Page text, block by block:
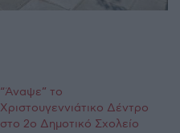
“Άναψε” το
Χριστουγεννιάτικο Δέντρο
στο 2ο Δημοτικό Σχολείο